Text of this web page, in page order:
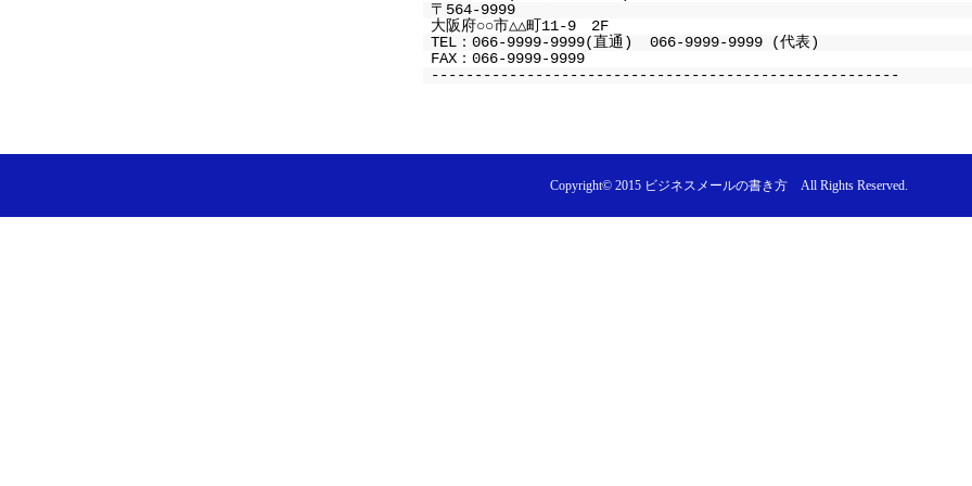
〒564-9999
大阪府○○市△△町11-9 2F
TEL：066-9999-9999(直通) 066-9999-9999 (代表)
FAX：066-9999-9999
------------------------------------------------------
Copyright© 2015 ビジネスメールの書き方 All Rights Reserved.